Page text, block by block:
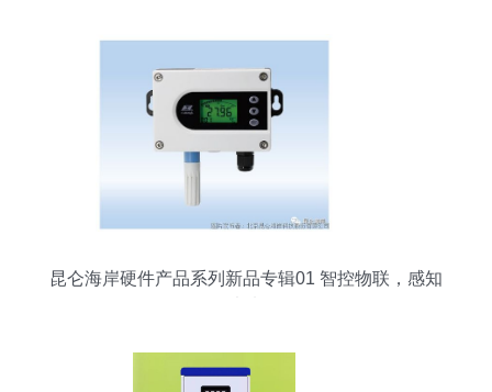
昆仑海岸硬件产品系列新品专辑01 智控物联，感知